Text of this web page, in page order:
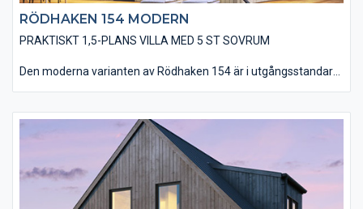
RÖDHAKEN 154 MODERN
PRAKTISKT 1,5-PLANS VILLA MED 5 ST SOVRUM
Den moderna varianten av Rödhaken 154 är i utgångsstandard
utan utvändiga dörr- och fönsterfoder samt knutbrädor, vilket
förstärker designen av ett modernt hus. Ni har en mängd
valmöjligheter när det kommer till material och utföranden som
t ex: träpaneltyper, takbeläggningar, fönstertyper mm för att få
till huset som just er husdröm ser ut.